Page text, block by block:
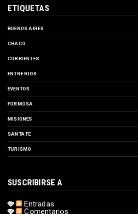
ETIQUETAS
BUENOS AIRES
CHACO
CORRIENTES
ENTRE RIOS
EVENTOS
FORMOSA
MISIONES
SANTA FE
TURISMO
SUSCRIBIRSE A
Entradas
Comentarios